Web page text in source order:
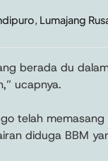
Lumajang
berada du
ucapnya.
telah
diduga BBM